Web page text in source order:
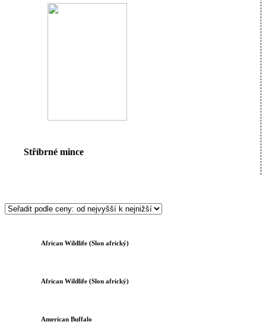
Stříbrné mince
African Wildlife (Slon africký)
African Wildlife (Slon africký)
American Buffalo